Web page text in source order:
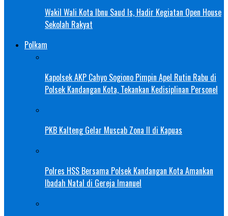
Wakil Wali Kota Ibnu Saud Is, Hadir Kegiatan Open House
Sekolah Rakyat
Polkam
Kapolsek AKP Cahyo Sogiono Pimpin Apel Rutin Rabu di
Polsek Kandangan Kota, Tekankan Kedisiplinan Personel
PKB Kalteng Gelar Muscab Zona II di Kapuas
Polres HSS Bersama Polsek Kandangan Kota Amankan
Ibadah Natal di Gereja Imanuel